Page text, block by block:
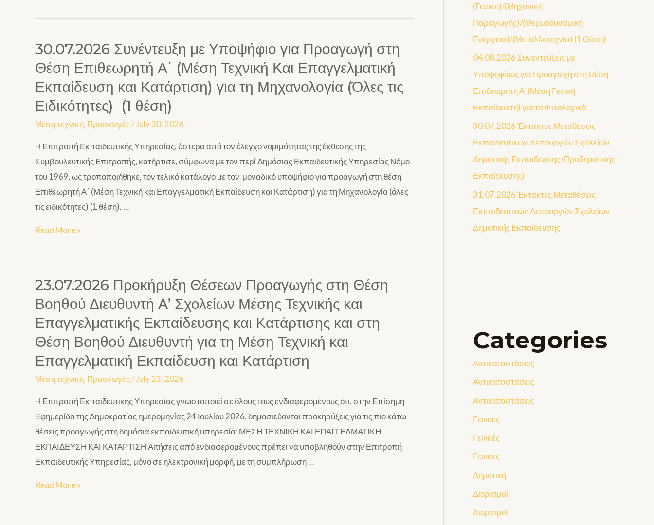
30.07.2026 Συνέντευξη με Υποψήφιο για Προαγωγή στη
Θέση Επιθεωρητή Α΄ (Μέση Τεχνική Και Επαγγελματική
Εκπαίδευση και Κατάρτιση) για τη Μηχανολογία (Όλες τις
Ειδικότητες) (1 θέση)
Μέση τεχνική, Προαγωγές/July 30, 2026
Η Επιτροπή Εκπαιδευτικής Υπηρεσίας, ύστερα από τον έλεγχο νομιμότητας της έκθεσης της
Συμβουλευτικής Επιτροπής, κατήρτισε, σύμφωνα με τον περί Δημόσιας Εκπαιδευτικής Υπηρεσίας Νόμο
του 1969, ως τροποποιήθηκε, τον τελικό κατάλογο με τον μοναδικό υποψήφιο για προαγωγή στη θέση
Επιθεωρητή Α΄ (Μέση Τεχνική και Επαγγελματική Εκπαίδευση και Κατάρτιση) για τη Μηχανολογία (όλες
τις ειδικότητες) (1 θέση). …
Read More »
23.07.2026 Προκήρυξη Θέσεων Προαγωγής στη Θέση
Βοηθού Διευθυντή Α’ Σχολείων Μέσης Τεχνικής και
Επαγγελματικής Εκπαίδευσης και Κατάρτισης και στη
Θέση Βοηθού Διευθυντή για τη Μέση Τεχνική και
Επαγγελματική Εκπαίδευση και Κατάρτιση
Μέση τεχνική, Προαγωγές/July 23, 2026
Η Επιτροπή Εκπαιδευτικής Υπηρεσίας γνωστοποιεί σε όλους τους ενδιαφερομένους ότι, στην Επίσημη
Εφημερίδα της Δημοκρατίας ημερομηνίας 24 Ιουλίου 2026, δημοσιεύονται προκηρύξεις για τις πιο κάτω
θέσεις προαγωγής στη δημόσια εκπαιδευτική υπηρεσία: ΜΕΣΗ ΤΕΧΝΙΚΗ ΚΑΙ ΕΠΑΓΓΕΛΜΑΤΙΚΗ
ΕΚΠΑΙΔΕΥΣΗ ΚΑΙ ΚΑΤΑΡΤΙΣΗ Αιτήσεις από ενδιαφερομένους πρέπει να υποβληθούν στην Επιτροπή
Εκπαιδευτικής Υπηρεσίας, μόνο σε ηλεκτρονική μορφή, με τη συμπλήρωση …
Read More »
(Γενική)/(Μηχανική
Παραγωγής)/(Θερμοδυναμική-
Ενέργεια)/(Μεταλλοτεχνία) (1 Θέση)
04.08.2026 Συνεντεύξεις με
Υποψηφίους για Προαγωγή στη Θέση
Επιθεωρητή Α΄(Μέση Γενική
Εκπαίδευση) για τα Φιλολογικά
30.07.2026 Έκτακτες Μεταθέσεις
Εκπαιδευτικών Λειτουργών Σχολείων
Δημοτικής Εκπαίδευσης (Προδημοτικής
Εκπαίδευσης)
31.07.2026 Έκτακτες Μεταθέσεις
Εκπαιδευτικών Λειτουργών Σχολείων
Δημοτικής Εκπαίδευσης
Categories
Αντικαταστάσεις
Αντικαταστάσεις
Αντικαταστάσεις
Γενικές
Γενικές
Γενικές
Δημοτική
Διορισμοί
Διορισμοί